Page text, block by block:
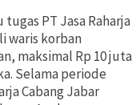
PT Jasa Raharja
waris korban
maksimal Rp 10 juta
Selama periode
Cabang Jabar